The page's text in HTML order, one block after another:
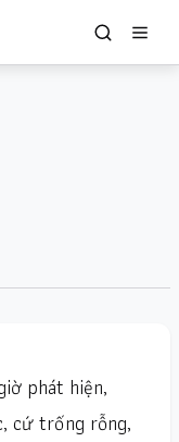
phát hiện,
cứ trống rỗng,